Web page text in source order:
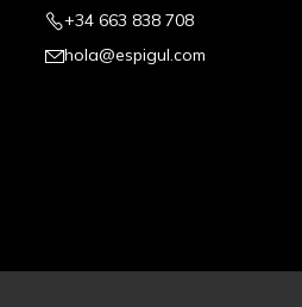
+34 663 838 708
hola@espigul.com